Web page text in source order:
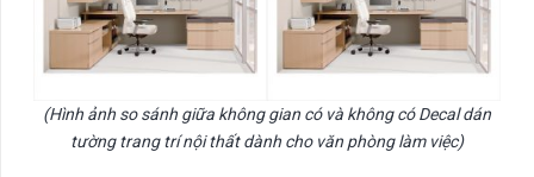
(Hình ảnh so sánh giữa không gian có và không có Decal dán
tường trang trí nội thất dành cho văn phòng làm việc)